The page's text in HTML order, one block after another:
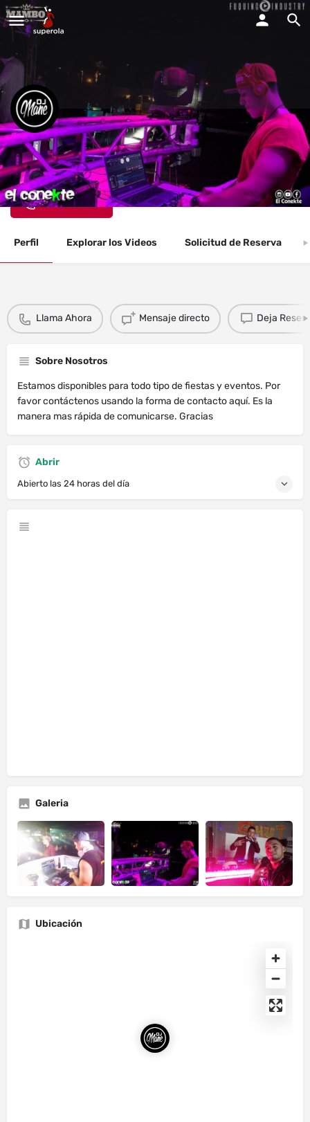
Dj Mane
Estamos disponibles para todos tipos de fiestas y eventos.
Llama Ahora
Perfil Explorar los Videos Solicitud de Reserva
Llama Ahora Mensaje directo Deja
Sobre Nosotros
Estamos disponibles para todo tipo de fiestas y eventos. Por
favor contáctenos usando la forma de contacto aquí. Es la
manera mas rápida de comunicarse. Gracias
Abrir
Abierto las 24 horas del día
Galeria
Ubicación